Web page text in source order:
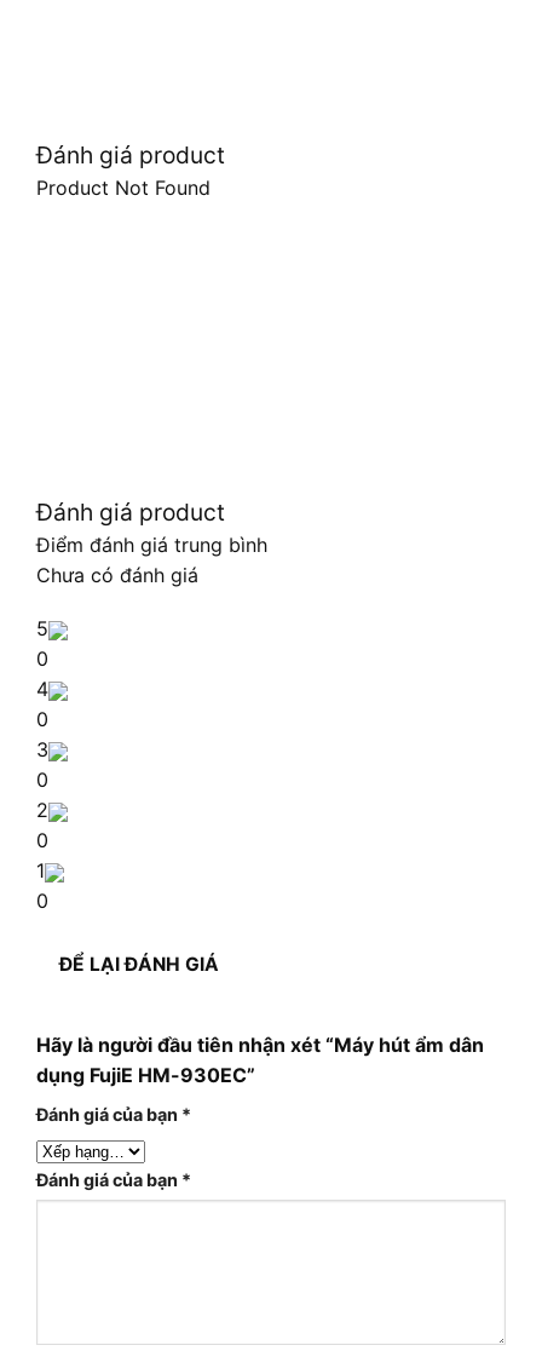
Đánh giá product
Product Not Found
Đánh giá product
Điểm đánh giá trung bình
Chưa có đánh giá
5
0
4
0
3
0
2
0
1
0
ĐỂ LẠI ĐÁNH GIÁ
Hãy là người đầu tiên nhận xét “Máy hút ẩm dân
dụng FujiE HM-930EC”
Đánh giá của bạn *
Đánh giá của bạn *